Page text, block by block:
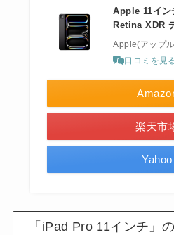
Apple 11イ
Retina XDR
Apple(アップ
口コミを見
楽天市
Yahoo
「iPad Pro 11インチ」